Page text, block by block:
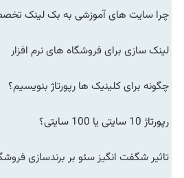
چرا سایت های آموزشی به بک لینک
لینک سازی برای فروشگاه های نرم افزار
چگونه برای کلینیک ها رپورتاژ بنویسیم؟
رپورتاژ 10 سایتی یا 100 سایتی؟
تاثیر شگفت انگیز سئو بر برندسازی